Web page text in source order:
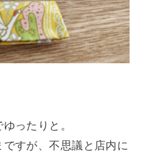
ったりと。
すが、不思議と店内に